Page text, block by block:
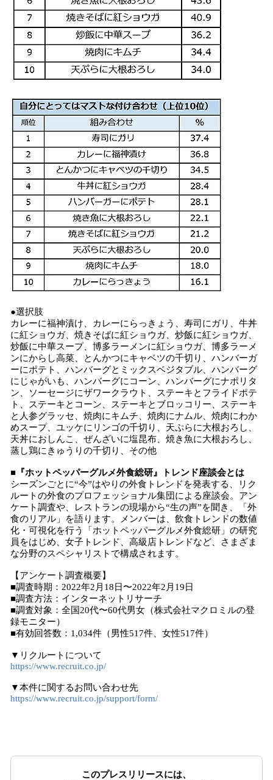
●選択肢
カレーに福神漬け、カレーにらっきょう、寿司にガリ、牛丼
に紅ショウガ、焼きそばに紅ショウガ、炒飯に紅ショウガ、
炒飯に中華スープ、博多ラーメンに紅ショウガ、博多ラーメ
ンにからし高菜、とんかつにキャベツの千切り、ハンバーガ
ーにポテト、ハンバーグとミックスベジタブル、ハンバーグ
にじゃがいも、ハンバーグにコーン、ハンバーグにナポリタ
ン、ソーセージにザワークラウト、ステーキとフライドポテ
ト、ステーキとコーン、ステーキとブロッコリー、ステーキ
と人参グラッセ、焼肉にキムチ、焼肉にナムル、焼肉にわか
めスープ、ユッケにリンゴの千切り、天ぷらに大根おろし、
天丼におしんこ、ぜんざいに塩昆布、焼き魚に大根おろし、
蒸し鶏にきゅうりの千切り、その他
■『ホットペッパーグルメ外食総研』トレンド座談会とは
シーズンごとに“今”はやりの外食トレンドを発表する、リク
ルートの外食のプロフェッショナル集団による座談会。アン
ケート調査や、レストランの現場から“生の声”を聞き、「外
食のリアル」を語ります。メンバーは、飲食トレンドの数値
化・可視化を行う「ホットペッパーグルメ外食総研」の研究
員をはじめ、女子トレンド、高級店トレンドなど、さまざま
な分野のスペシャリストで構成されます。
【アンケート調査概要】
■調査時期：2022年2月18日〜2022年2月19日
■調査方法：インターネットリサーチ
■調査対象：全国20代〜60代男女（株式会社マクロミルの登
録モニター）
■有効回答数：1,034件（男性517件、女性517件）
▼リクルートについて
https://www.recruit.co.jp/
▼本件に関するお問い合わせ先
https://www.recruit.co.jp/support/form/
このプレスリリースには、